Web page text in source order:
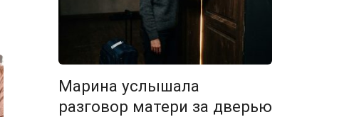
Марина услышала
разговор матери за дверью